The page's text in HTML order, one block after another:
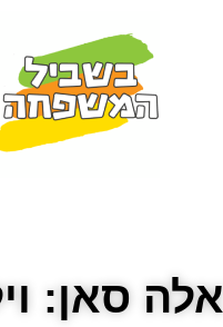
אלה סאן: